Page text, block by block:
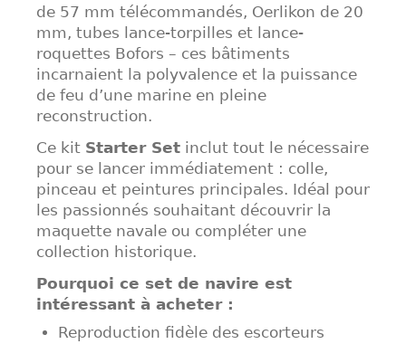
de 57 mm télécommandés, Oerlikon de 20
mm, tubes lance-torpilles et lance-
roquettes Bofors – ces bâtiments
incarnaient la polyvalence et la puissance
de feu d’une marine en pleine
reconstruction.
Ce kit Starter Set inclut tout le nécessaire
pour se lancer immédiatement : colle,
pinceau et peintures principales. Idéal pour
les passionnés souhaitant découvrir la
maquette navale ou compléter une
collection historique.
Pourquoi ce set de navire est
intéressant à acheter :
Reproduction fidèle des escorteurs